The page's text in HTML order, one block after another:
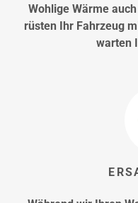
Wohlige Wärme
rüsten Ihr Fahrzeug
warten